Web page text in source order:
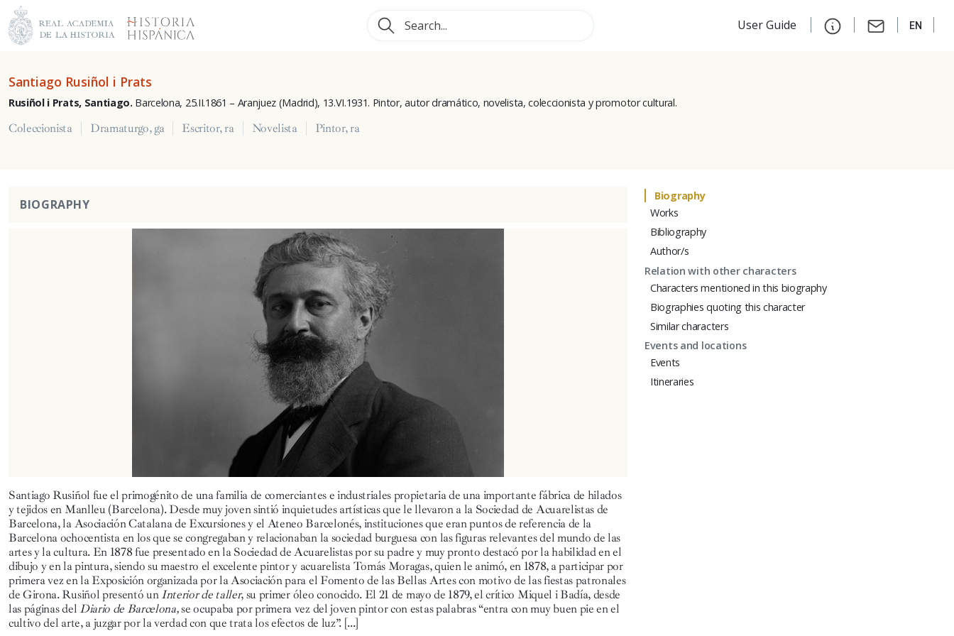
User Guide EN
Santiago Rusiñol i Prats
Rusiñol i Prats, Santiago. Barcelona, 25.II.1861 – Aranjuez (Madrid), 13.VI.1931. Pintor, autor dramático, novelista, coleccionista y promotor cultural.
Coleccionista Dramaturgo, ga Escritor, ra Novelista Pintor, ra
BIOGRAPHY
Santiago Rusiñol fue el primogénito de una familia de comerciantes e industriales propietaria de una importante fábrica de hilados
y tejidos en Manlleu (Barcelona). Desde muy joven sintió inquietudes artísticas que le llevaron a la Sociedad de Acuarelistas de
Barcelona, la Asociación Catalana de Excursiones y el Ateneo Barcelonés, instituciones que eran puntos de referencia de la
Barcelona ochocentista en los que se congregaban y relacionaban la sociedad burguesa con las figuras relevantes del mundo de las
artes y la cultura. En 1878 fue presentado en la Sociedad de Acuarelistas por su padre y muy pronto destacó por la habilidad en el
dibujo y en la pintura, siendo su maestro el excelente pintor y acuarelista Tomás Moragas, quien le animó, en 1878, a participar por
primera vez en la Exposición organizada por la Asociación para el Fomento de las Bellas Artes con motivo de las fiestas patronales
de Girona. Rusiñol presentó unInterior de taller, su primer óleo conocido. El 21 de mayo de 1879, el crítico Miquel i Badía, desde
las páginas del Diario de Barcelona,se ocupaba por primera vez del joven pintor con estas palabras “entra con muy buen pie en el
cultivo del arte, a juzgar por la verdad con que trata los efectos de luz”. [...]
Biography
Works
Bibliography
Author/s
Relation with other characters
Characters mentioned in this biography
Biographies quoting this character
Similar characters
Events and locations
Events
Itineraries